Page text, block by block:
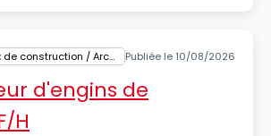
BTP / Matériaux de construction / Architecture Publiée le 10/08/2026
d'engins de
H